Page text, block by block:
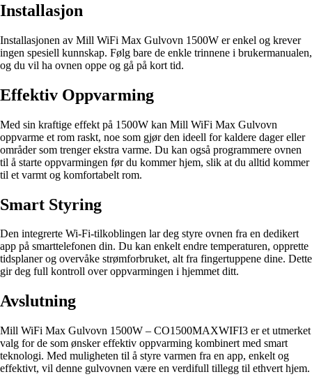
Installasjon
Installasjonen av Mill WiFi Max Gulvovn 1500W er enkel og krever
ingen spesiell kunnskap. Følg bare de enkle trinnene i brukermanualen,
og du vil ha ovnen oppe og gå på kort tid.
Effektiv Oppvarming
Med sin kraftige effekt på 1500W kan Mill WiFi Max Gulvovn
oppvarme et rom raskt, noe som gjør den ideell for kaldere dager eller
områder som trenger ekstra varme. Du kan også programmere ovnen
til å starte oppvarmingen før du kommer hjem, slik at du alltid kommer
til et varmt og komfortabelt rom.
Smart Styring
Den integrerte Wi-Fi-tilkoblingen lar deg styre ovnen fra en dedikert
app på smarttelefonen din. Du kan enkelt endre temperaturen, opprette
tidsplaner og overvåke strømforbruket, alt fra fingertuppene dine. Dette
gir deg full kontroll over oppvarmingen i hjemmet ditt.
Avslutning
Mill WiFi Max Gulvovn 1500W – CO1500MAXWIFI3 er et utmerket
valg for de som ønsker effektiv oppvarming kombinert med smart
teknologi. Med muligheten til å styre varmen fra en app, enkelt og
effektivt, vil denne gulvovnen være en verdifull tillegg til ethvert hjem.